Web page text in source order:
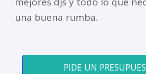
una buena rumba.
PIDE UN